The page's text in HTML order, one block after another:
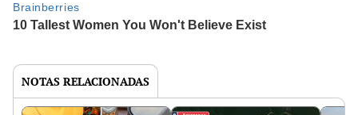
NOTAS RELACIONADAS